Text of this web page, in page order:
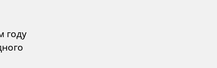
году